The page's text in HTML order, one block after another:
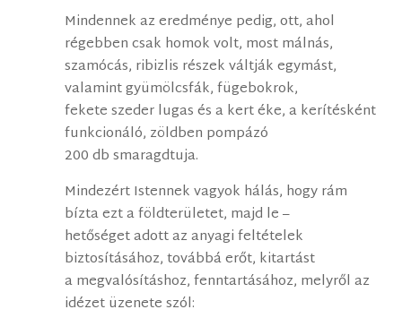
Mindennek az eredménye pedig, ott, ahol
régebben csak homok volt, most málnás,
szamócás, ribizlis részek váltják egymást,
valamint gyümölcsfák, fügebokrok,
fekete szeder lugas és a kert éke, a kerítésként
funkcionáló, zöldben pompázó
200 db smaragdtuja.
Mindezért Istennek vagyok hálás, hogy rám
bízta ezt a földterületet, majd le –
hetőséget adott az anyagi feltételek
biztosításához, továbbá erőt, kitartást
a megvalósításhoz, fenntartásához, melyről az
idézet üzenete szól: